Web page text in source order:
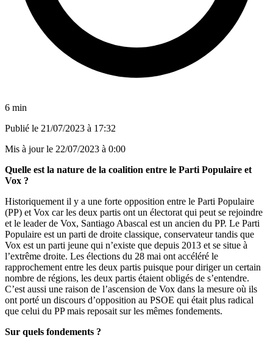
6 min
Publié le 21/07/2023 à 17:32
Mis à jour le 22/07/2023 à 0:00
Quelle est la nature de la coalition entre le Parti Populaire et
Vox ?
Historiquement il y a une forte opposition entre le Parti Populaire
(PP) et Vox car les deux partis ont un électorat qui peut se rejoindre
et le leader de Vox, Santiago Abascal est un ancien du PP. Le Parti
Populaire est un parti de droite classique, conservateur tandis que
Vox est un parti jeune qui n’existe que depuis 2013 et se situe à
l’extrême droite. Les élections du 28 mai ont accéléré le
rapprochement entre les deux partis puisque pour diriger un certain
nombre de régions, les deux partis étaient obligés de s’entendre.
C’est aussi une raison de l’ascension de Vox dans la mesure où ils
ont porté un discours d’opposition au PSOE qui était plus radical
que celui du PP mais reposait sur les mêmes fondements.
Sur quels fondements ?